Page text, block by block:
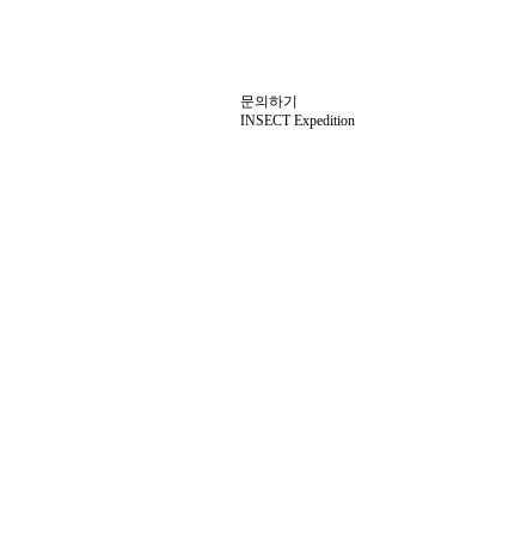
문의하기
INSECT Expedition